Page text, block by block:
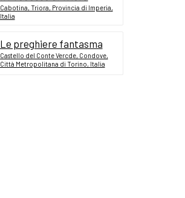
Cabotina, Triora, Provincia di Imperia,
Italia
Le preghiere fantasma
Castello del Conte Vercde, Condove,
Città Metropolitana di Torino, Italia